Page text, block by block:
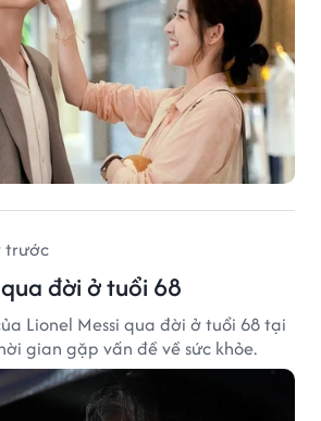
trước
đời ở tuổi 68
Lionel Messi qua đời ở tuổi 68 tại
gian gặp vấn đề về sức khỏe.